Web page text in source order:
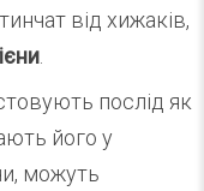
від хижаків,
послід як
його у
можуть